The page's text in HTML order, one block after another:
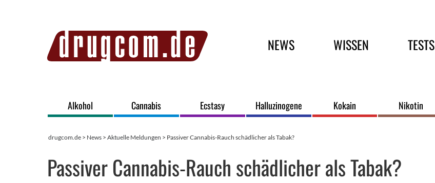
Hauptmenü
NEWS WISSEN TESTS
Alkohol Cannabis Ecstasy Halluzinogene Kokain Nikotin
drugcom.de > News > Aktuelle Meldungen > Passiver Cannabis-Rauch schädlicher als Tabak?
Passiver Cannabis-Rauch schädlicher als Tabak?